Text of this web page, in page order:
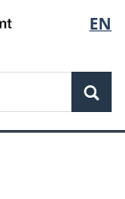
de
la
EN